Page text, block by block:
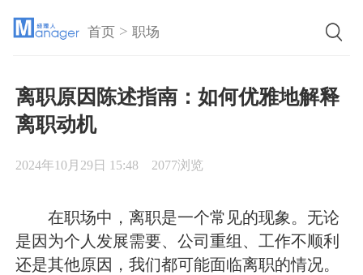
首页 >职场
离职原因陈述指南：如何优雅地解释
离职动机
2024年10月29日 15:48 2077浏览
在职场中，离职是一个常见的现象。无论
是因为个人发展需要、公司重组、工作不顺利
还是其他原因，我们都可能面临离职的情况。